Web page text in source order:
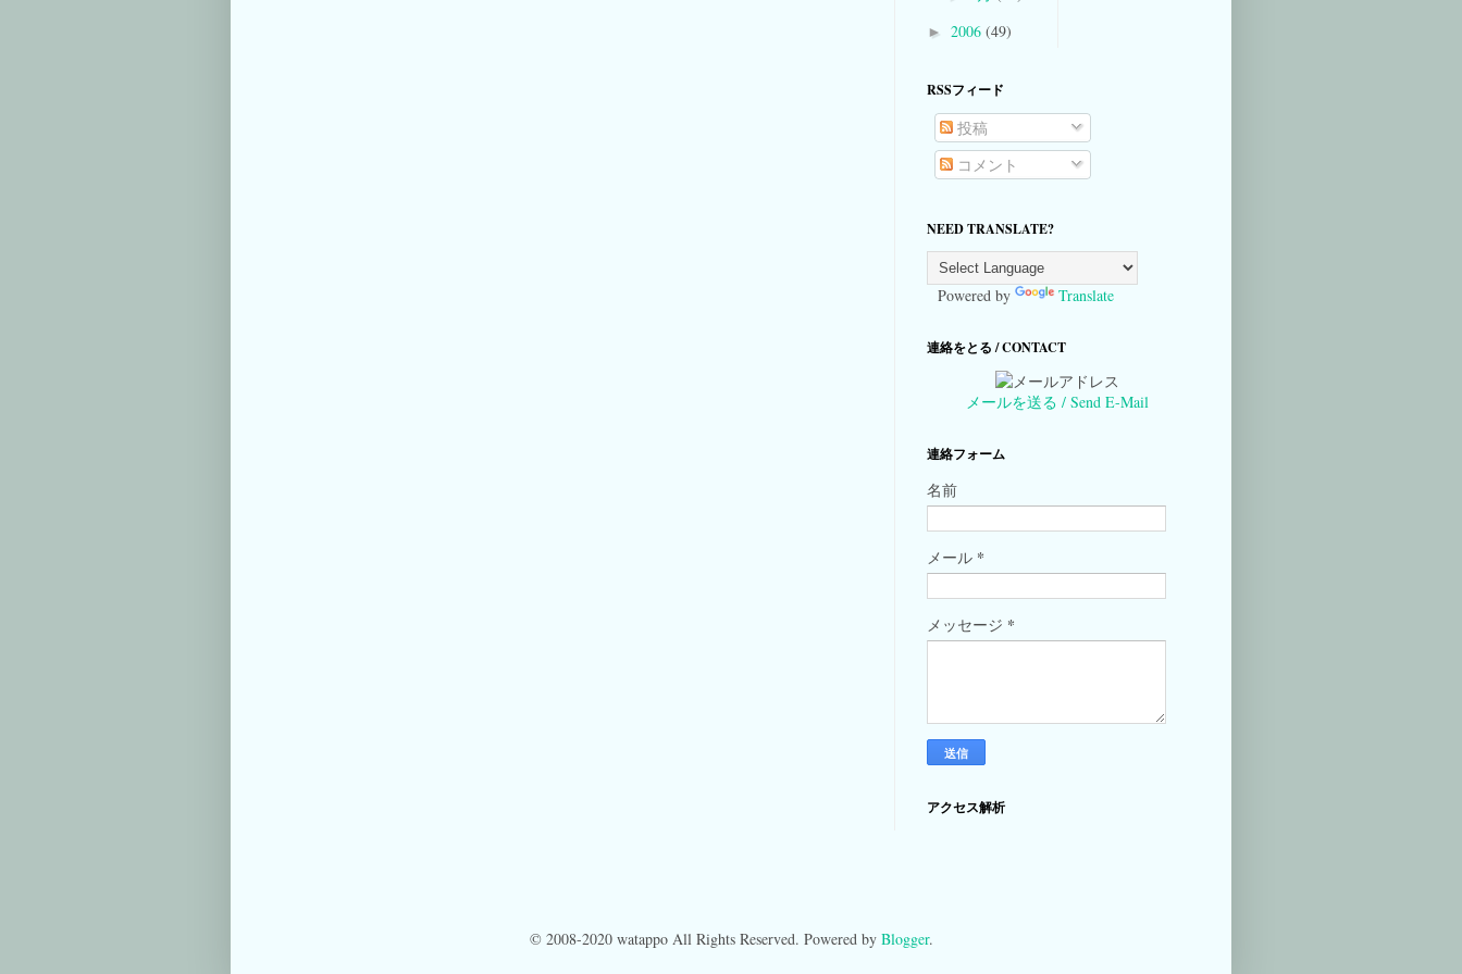
► 2006 (49)
RSSフィード
投稿
コメント
NEED TRANSLATE?
Powered by Translate
連絡をとる / CONTACT
メールを送る / Send E-Mail
連絡フォーム
名前
メール *
メッセージ *
アクセス解析
© 2008-2020 watappo All Rights Reserved. Powered by Blogger.